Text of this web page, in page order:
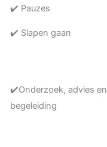
✔️ Pauzes
✔️ Slapen gaan
✔️Onderzoek, advies en
begeleiding